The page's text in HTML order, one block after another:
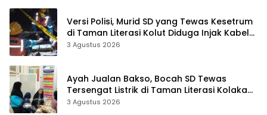
Versi Polisi, Murid SD yang Tewas Kesetrum
di Taman Literasi Kolut Diduga Injak Kabel
Beraliran Listrik
3 Agustus 2026
Ayah Jualan Bakso, Bocah SD Tewas
Tersengat Listrik di Taman Literasi Kolaka
Utara
3 Agustus 2026